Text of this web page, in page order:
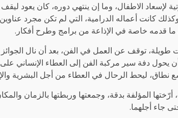
لإسعاد الاطفال، وما إن ينتهي دوره، كان يعود
كانت أعماله الدرامية، التي لم تكن مجرد
قدمه خاصة في الإذاعة من برامج وطرح أفكار.
طويلة، توقف عن العمل في الفن، بعد أن نال الجوائز
يحول دفة سير مركبة الفن إلى العطاء الإنساني
ليحط الرحال في العطاء من أجل البشرية
المؤلفة بدقة، وجمعتها وربطتها بالزمان
جاء أجلهما.